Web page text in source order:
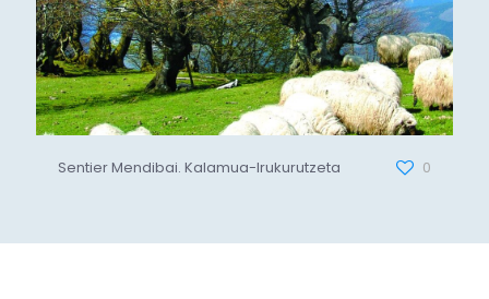
Sentier Mendibai. Kalamua-Irukurutzeta 0